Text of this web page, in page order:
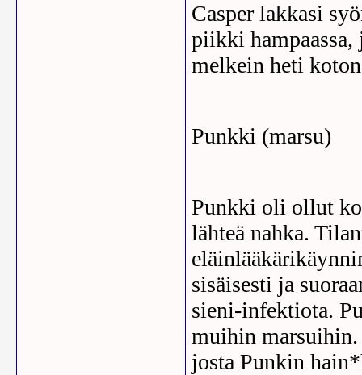
Casper lakkasi
piikki
melkein heti
Punkki (marsu)
Punkki oli ollut
lähteä nahka.
sisäisesti ja
sieni-infektiota.
muihin
josta Punkin